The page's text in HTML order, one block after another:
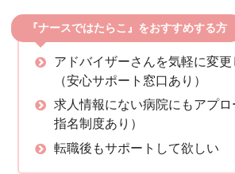
『ナースではたらこ』をおすすめする方
アドバイザーさんを気軽に変
（安心サポート窓口あり）
求人情報にない病院にもアプ
指名制度あり）
転職後もサポートして欲しい